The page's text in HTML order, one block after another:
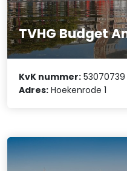
TVHG Budget
KvK nummer: 53070739
Adres: Hoekenrode 1